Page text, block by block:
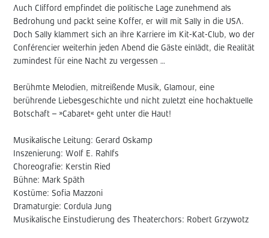
Auch Clifford empfindet die politische Lage zunehmend als
Bedrohung und packt seine Koffer, er will mit Sally in die USA.
Doch Sally klammert sich an ihre Karriere im Kit-Kat-Club, wo der
Conférencier weiterhin jeden Abend die Gäste einlädt, die Realität
zumindest für eine Nacht zu vergessen …
Berühmte Melodien, mitreißende Musik, Glamour, eine
berührende Liebesgeschichte und nicht zuletzt eine hochaktuelle
Botschaft – »Cabaret« geht unter die Haut!
Musikalische Leitung: Gerard Oskamp
Inszenierung: Wolf E. Rahlfs
Choreografie: Kerstin Ried
Bühne: Mark Späth
Kostüme: Sofia Mazzoni
Dramaturgie: Cordula Jung
Musikalische Einstudierung des Theaterchors: Robert Grzywotz